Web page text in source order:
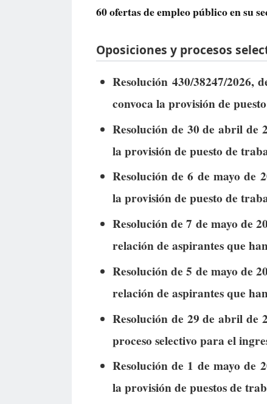
60 ofertas de empleo públicoen su
Oposiciones y procesos
Resolución 430/38247/2026,
convoca la provisión de
Resolución de 30 de abril de
la provisión de puesto de
Resolución de 6 de mayo de
la provisión de puesto de
Resolución de 7 de mayo de
relación de aspirantes que
Resolución de 5 de mayo de
relación de aspirantes que
Resolución de 29 de abril de
proceso selectivo para el
Resolución de 1 de mayo de
la provisión de puestos de